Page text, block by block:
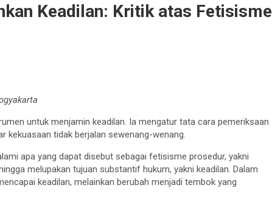
Keadilan: Kritik atas Fetisisme
untuk menjamin keadilan. Ia mengatur tata cara pemeriksaan
kekuasaan tidak berjalan sewenang-wenang.
apa yang dapat disebut sebagai fetisisme prosedur, yakni
melupakan tujuan substantif hukum, yakni keadilan. Dalam
keadilan, melainkan berubah menjadi tembok yang